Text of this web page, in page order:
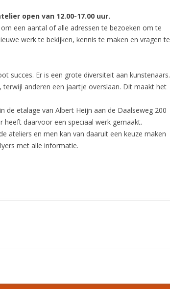
open van 12.00-17.00 uur.
een aantal of alle adressen te bezoeken om te
werk te bekijken, kennis te maken en vragen te
succes. Er is een grote diversiteit aan kunstenaars.
anderen een jaartje overslaan. Dit maakt het
in de etalage van Albert Heijn aan de Daalseweg 200
heeft daarvoor een speciaal werk gemaakt.
ateliers en men kan van daaruit een keuze maken
met alle informatie.